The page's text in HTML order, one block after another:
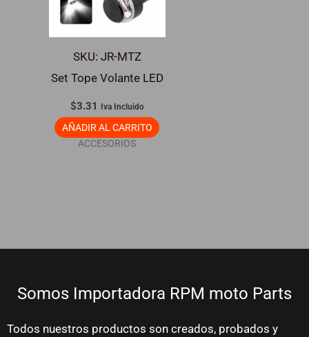
SKU: JR-MTZ
Set Tope Volante LED
$3.31 Iva Incluido
AÑADIR AL CARRITO
ACCESORIOS
Somos Importadora RPM moto Parts
Todos nuestros productos son creados, probados y